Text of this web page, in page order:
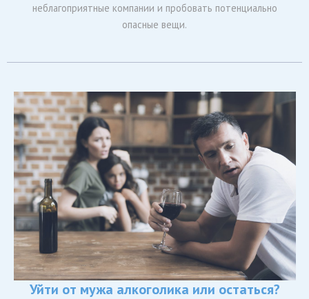
неблагоприятные компании и пробовать потенциально
опасные вещи.
Уйти от мужа алкоголика или остаться?